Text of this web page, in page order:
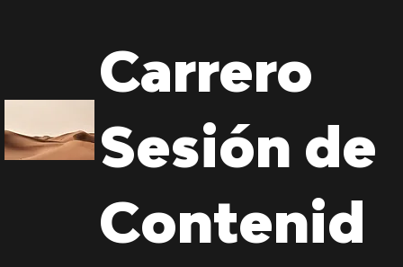
Carrero
Sesión de
Contenid